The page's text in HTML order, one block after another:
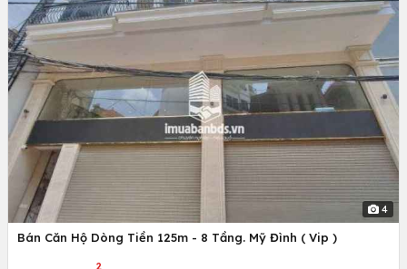
4
Bán Căn Hộ Dòng Tiền 125m - 8 Tầng. Mỹ Đình ( Vip )